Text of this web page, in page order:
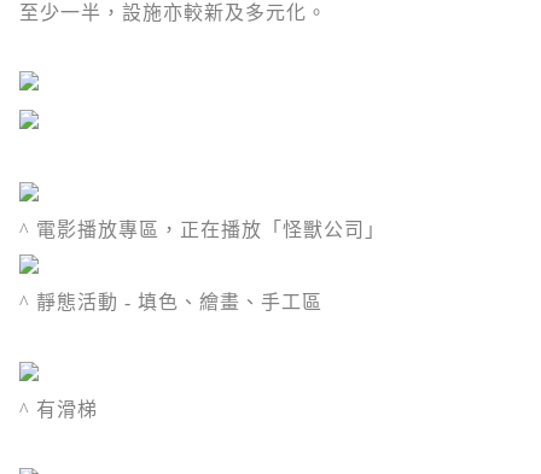
至少一半，設施亦較新及多元化。
^ 電影播放專區，正在播放「怪獸公司」
^ 靜態活動 - 填色、繪畫、手工區
^ 有滑梯